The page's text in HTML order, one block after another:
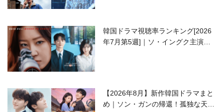
韓国ドラマ視聴率ランキング[2026
年7月第5週]｜ソ・イングク主演の
【2026年8月】新作韓国ドラマまと
め｜ソン・ガンの帰還！孤独な天才